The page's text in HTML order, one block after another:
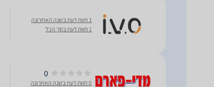
1 חוות דעת בשנה האחרונה
1 חוות דעת בסך הכל
0
0 חוות דעת בשנה האחרונה